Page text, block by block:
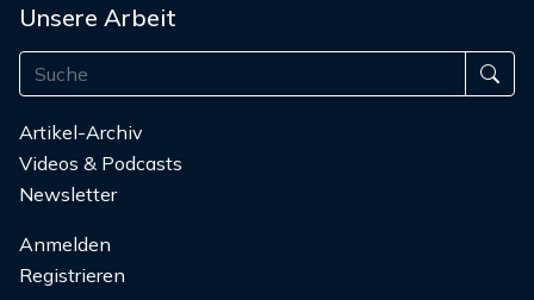
Unsere Arbeit
Artikel-Archiv
Videos & Podcasts
Newsletter
Anmelden
Registrieren